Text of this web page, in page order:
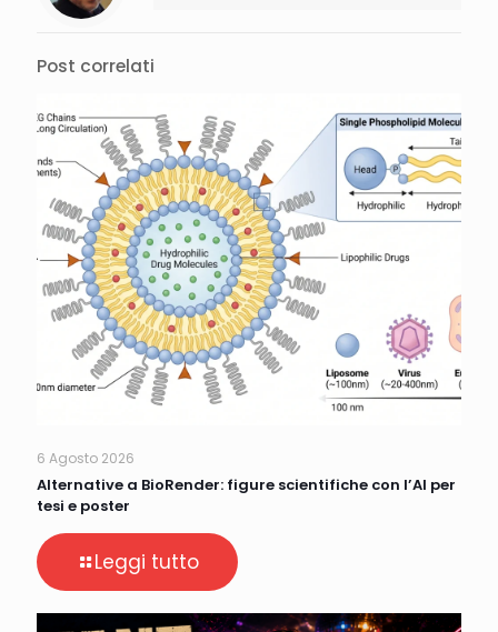
Post correlati
6 Agosto 2026
Alternative a BioRender: figure scientifiche con l’AI per
tesi e poster
Leggi tutto